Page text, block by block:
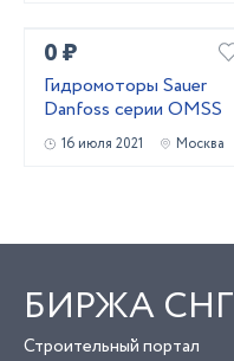
0 ₽
Гидромоторы Sauer
Danfoss серии OMSS
16 июля 2021 Москва
БИРЖА СНГ
Строительный портал